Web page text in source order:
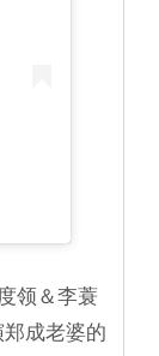
领＆李蓑
成老婆的